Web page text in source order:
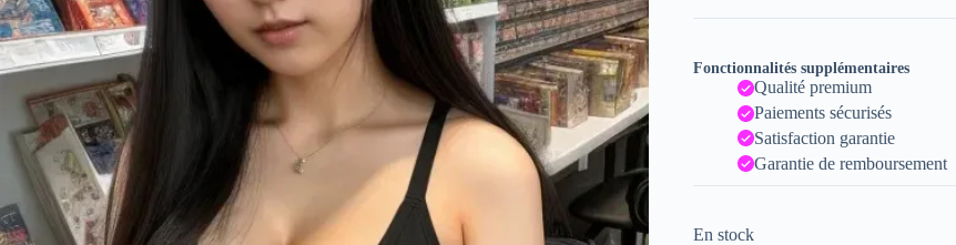
Fonctionnalités supplémentaires
Qualité premium
Paiements sécurisés
Satisfaction garantie
Garantie de remboursement
En stock